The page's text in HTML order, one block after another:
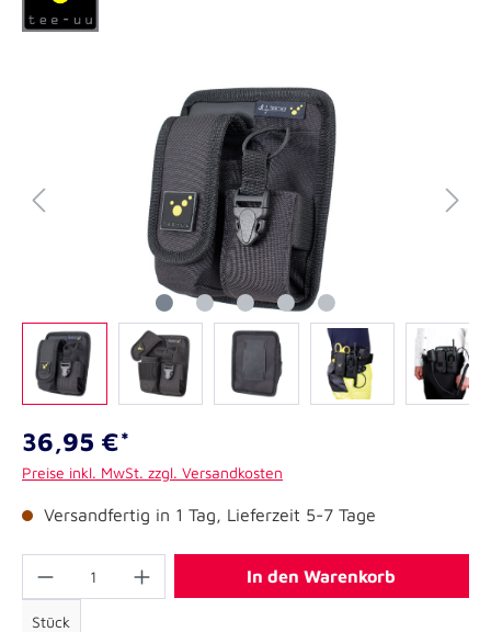
36,95 €*
Preise inkl. MwSt. zzgl. Versandkosten
Versandfertig in 1 Tag, Lieferzeit 5-7 Tage
Stück
In den Warenkorb